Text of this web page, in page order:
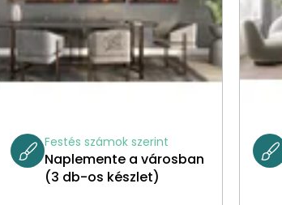
Festés számok szerint
Naplemente a városban
(3 db-os készlet)